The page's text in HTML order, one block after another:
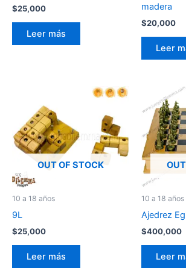
$25,000
Leer más
madera
$20,000
Leer
OUT OF STOCK
10 a 18 años
9L
$25,000
Leer más
10 a 18 años
Ajedrez
$400,000
Leer